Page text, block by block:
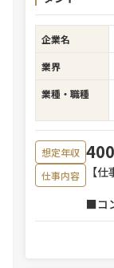
企業名
業界
業種・職種
想定年収 400
仕事内容
【仕
■コ